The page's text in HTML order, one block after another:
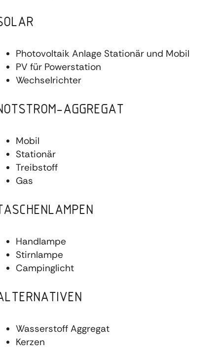
Photovoltaik Anlage Stationär und Mobil
PV für Powerstation
Wechselrichter
AGGREGAT
Mobil
Stationär
Treibstoff
Gas
Handlampe
Stirnlampe
Campinglicht
Wasserstoff Aggregat
Kerzen